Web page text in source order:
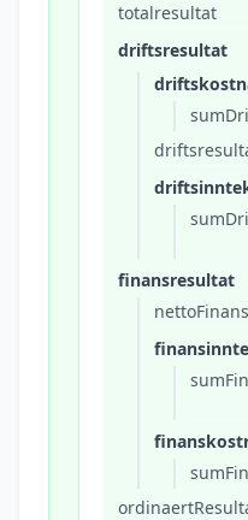
totalresultat
driftsresultat
finansresultat
nettoFinans